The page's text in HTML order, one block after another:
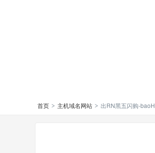
首页 > 主机域名网站 > 出RN黑五闪购-baoH